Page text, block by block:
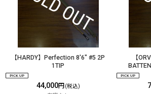
【HARDY】Perfection 8'6" #5 2P
1TIP
44,000円 (税込)
【